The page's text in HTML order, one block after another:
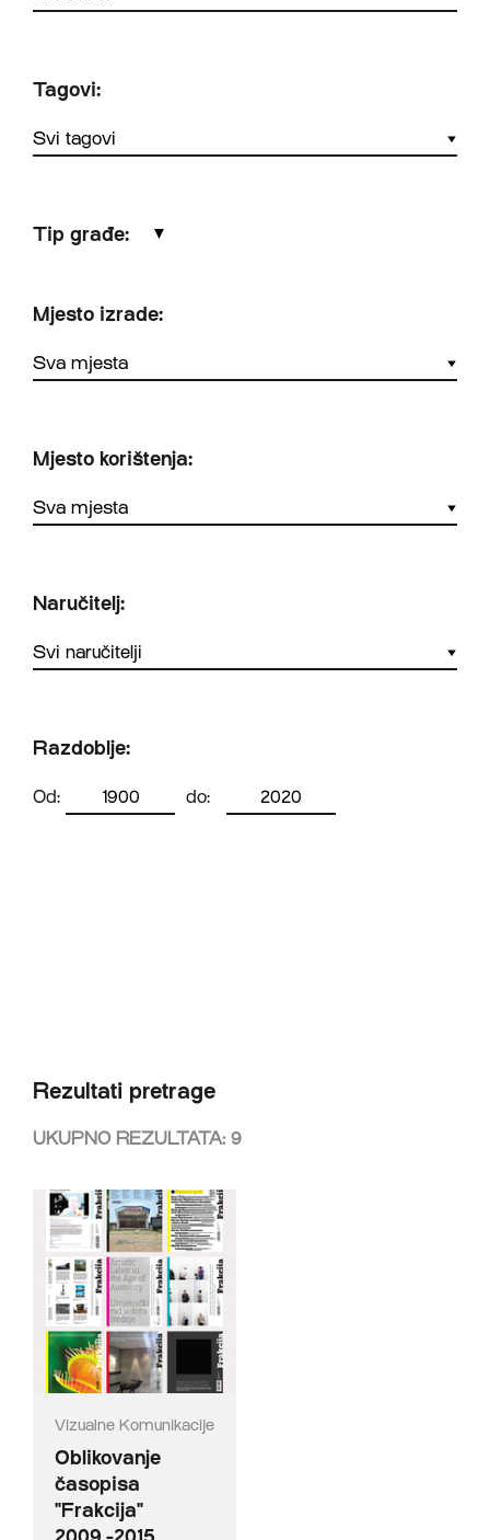
Tagovi:
Tip građe: ▼
Mjesto izrade:
Mjesto korištenja:
Naručitelj:
Razdoblje:
Od: do:
Rezultati pretrage
UKUPNO REZULTATA: 9
Vizualne Komunikacije
Oblikovanje
časopisa
"Frakcija"